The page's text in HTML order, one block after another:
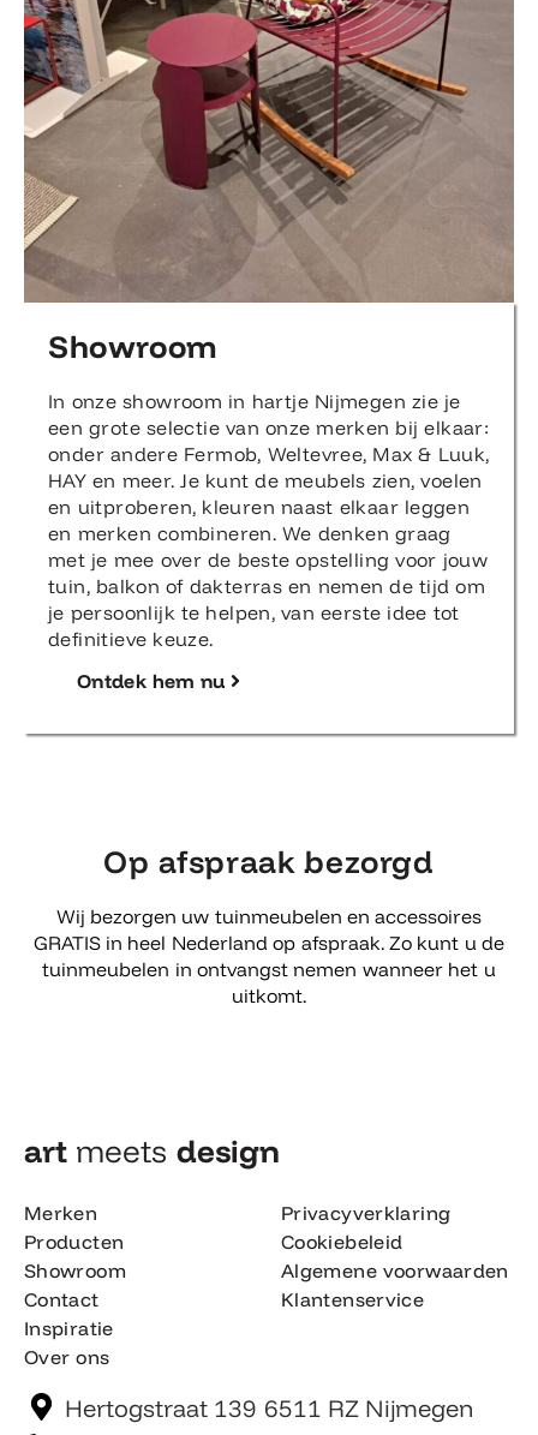
Showroom
In onze showroom in hartje Nijmegen zie je
een grote selectie van onze merken bij elkaar:
onder andere Fermob, Weltevree, Max & Luuk,
HAY en meer. Je kunt de meubels zien, voelen
en uitproberen, kleuren naast elkaar leggen
en merken combineren. We denken graag
met je mee over de beste opstelling voor jouw
tuin, balkon of dakterras en nemen de tijd om
je persoonlijk te helpen, van eerste idee tot
definitieve keuze.
Ontdek hem nu
Op afspraak bezorgd
Wij bezorgen uw tuinmeubelen en accessoires
GRATIS in heel Nederland op afspraak. Zo kunt u de
tuinmeubelen in ontvangst nemen wanneer het u
uitkomt.
art meets design​
Merken
Producten
Showroom
Contact
Inspiratie
Over ons
Privacyverklaring
Cookiebeleid
Algemene voorwaarden
Klantenservice
Hertogstraat 139 6511 RZ Nijmegen